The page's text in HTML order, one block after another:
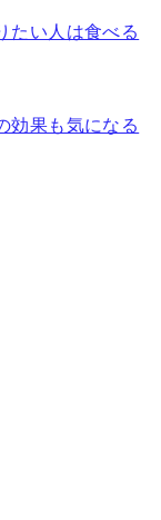
たい人は食べる
効果も気になる